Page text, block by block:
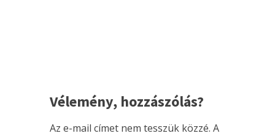
Vélemény, hozzászólás?
Az e-mail címet nem tesszük közzé. A